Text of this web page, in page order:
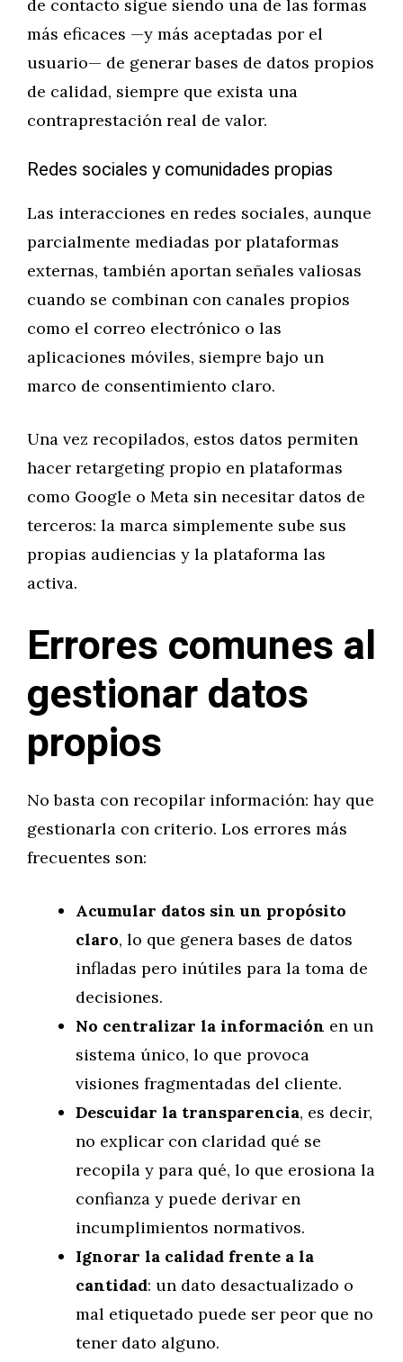
de contacto sigue siendo una de las formas
más eficaces —y más aceptadas por el
usuario— de generar bases de datos propios
de calidad, siempre que exista una
contraprestación real de valor.
Redes sociales y comunidades propias
Las interacciones en redes sociales, aunque
parcialmente mediadas por plataformas
externas, también aportan señales valiosas
cuando se combinan con canales propios
como el correo electrónico o las
aplicaciones móviles, siempre bajo un
marco de consentimiento claro.
Una vez recopilados, estos datos permiten
hacer retargeting propio en plataformas
como Google o Meta sin necesitar datos de
terceros: la marca simplemente sube sus
propias audiencias y la plataforma las
activa.
Errores comunes al
gestionar datos
propios
No basta con recopilar información: hay que
gestionarla con criterio. Los errores más
frecuentes son:
Acumular datos sin un propósito
claro, lo que genera bases de datos
infladas pero inútiles para la toma de
decisiones.
No centralizar la información en un
sistema único, lo que provoca
visiones fragmentadas del cliente.
Descuidar la transparencia, es decir,
no explicar con claridad qué se
recopila y para qué, lo que erosiona la
confianza y puede derivar en
incumplimientos normativos.
Ignorar la calidad frente a la
cantidad: un dato desactualizado o
mal etiquetado puede ser peor que no
tener dato alguno.